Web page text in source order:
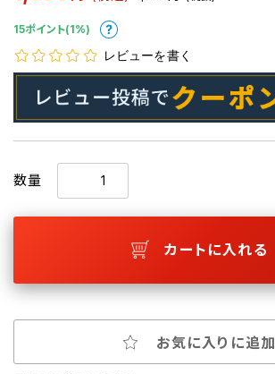
15ポイント(1%)
レビューを書く
数量
カートに入れる
お気に入りに追加